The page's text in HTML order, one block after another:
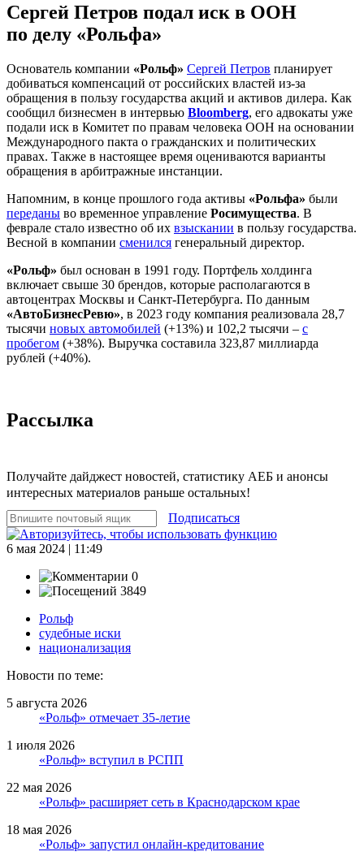
Сергей Петров подал иск в ООН
по делу «Рольфа»
Основатель компании «Рольф» Сергей Петров планирует
добиваться компенсаций от российских властей из-за
обращения в пользу государства акций и активов дилера. Как
сообщил бизнесмен в интервью Bloomberg, его адвокаты уже
подали иск в Комитет по правам человека ООН на основании
Международного пакта о гражданских и политических
правах. Также в настоящее время оцениваются варианты
обращения в арбитражные инстанции.
Напомним, в конце прошлого года активы «Рольфа» были
переданы во временное управление Росимущества. В
феврале стало известно об их взыскании в пользу государства.
Весной в компании сменился генеральный директор.
«Рольф» был основан в 1991 году. Портфель холдинга
включает свыше 30 брендов, которые располагаются в
автоцентрах Москвы и Санкт-Петербурга. По данным
«АвтоБизнесРевю», в 2023 году компания реализовала 28,7
тысячи новых автомобилей (+13%) и 102,2 тысячи – с
пробегом (+38%). Выручка составила 323,87 миллиарда
рублей (+40%).
Рассылка
Получайте дайджест новостей, статистику АЕБ и анонсы
интересных материалов раньше остальных!
Подписаться
6 мая 2024 | 11:49
0
3849
Рольф
судебные иски
национализация
Новости по теме:
5 августа 2026
«Рольф» отмечает 35-летие
1 июля 2026
«Рольф» вступил в РСПП
22 мая 2026
«Рольф» расширяет сеть в Краснодарском крае
18 мая 2026
«Рольф» запустил онлайн-кредитование